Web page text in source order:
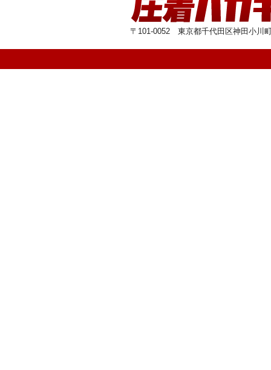
〒101-0052 東京都千代田区神田小川